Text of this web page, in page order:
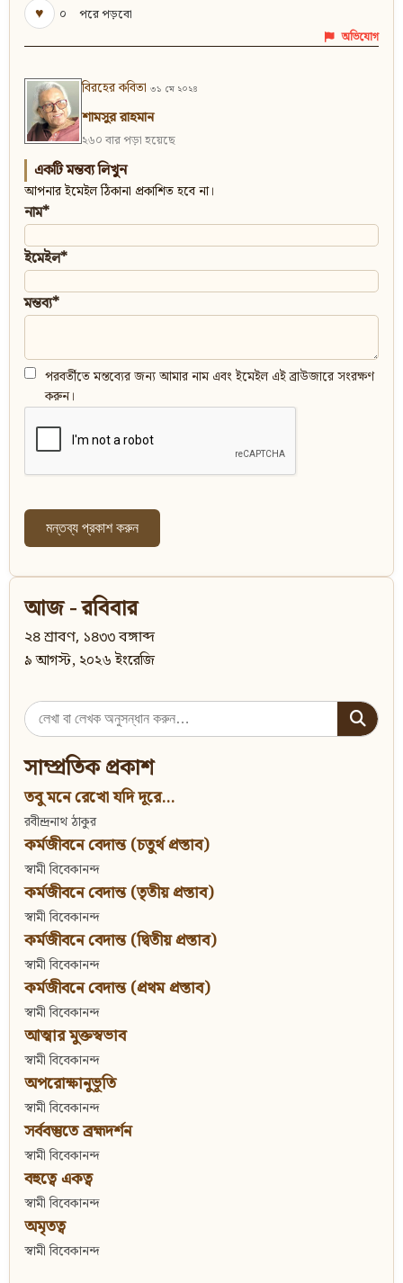
♥
০ পরে পড়বো
অভিযোগ
বিরহের কবিতা ৩১ মে ২০২৪
শামসুর রাহমান
২৬০ বার পড়া হয়েছে
একটি মন্তব্য লিখুন
আপনার ইমেইল ঠিকানা প্রকাশিত হবে না।
নাম*
ইমেইল*
মন্তব্য*
পরবর্তীতে মন্তব্যের জন্য আমার নাম এবং ইমেইল এই ব্রাউজারে সংরক্ষণ
করুন।
আজ - রবিবার
২৪ শ্রাবণ, ১৪৩৩ বঙ্গাব্দ
৯ আগস্ট, ২০২৬ ইংরেজি
Search
for:
সাম্প্রতিক প্রকাশ
তবু মনে রেখো যদি দূরে...
রবীন্দ্রনাথ ঠাকুর
কর্মজীবনে বেদান্ত (চতুর্থ প্রস্তাব)
স্বামী বিবেকানন্দ
কর্মজীবনে বেদান্ত (তৃতীয় প্রস্তাব)
স্বামী বিবেকানন্দ
কর্মজীবনে বেদান্ত (দ্বিতীয় প্রস্তাব)
স্বামী বিবেকানন্দ
কর্মজীবনে বেদান্ত (প্রথম প্রস্তাব)
স্বামী বিবেকানন্দ
আত্মার মুক্তস্বভাব
স্বামী বিবেকানন্দ
অপরোক্ষানুভূতি
স্বামী বিবেকানন্দ
সর্ববস্তুতে ব্রহ্মদর্শন
স্বামী বিবেকানন্দ
বহুত্বে একত্ব
স্বামী বিবেকানন্দ
অমৃতত্ব
স্বামী বিবেকানন্দ